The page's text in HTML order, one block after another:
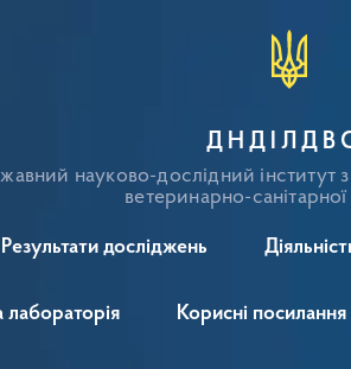
науково-дослідний інститут
ветеринарно-
Результати досліджень
лабораторія Корисні посилання